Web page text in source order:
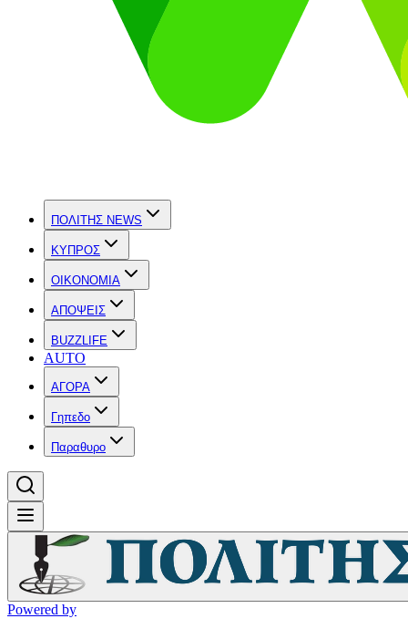
ΠΟΛΙΤΗΣ NEWS
ΚΥΠΡΟΣ
OIKONOMIA
ΑΠΟΨΕΙΣ
BUZZLIFE
AUTO
ΑΓΟΡΑ
Γηπεδο
Παραθυρο
Powered by